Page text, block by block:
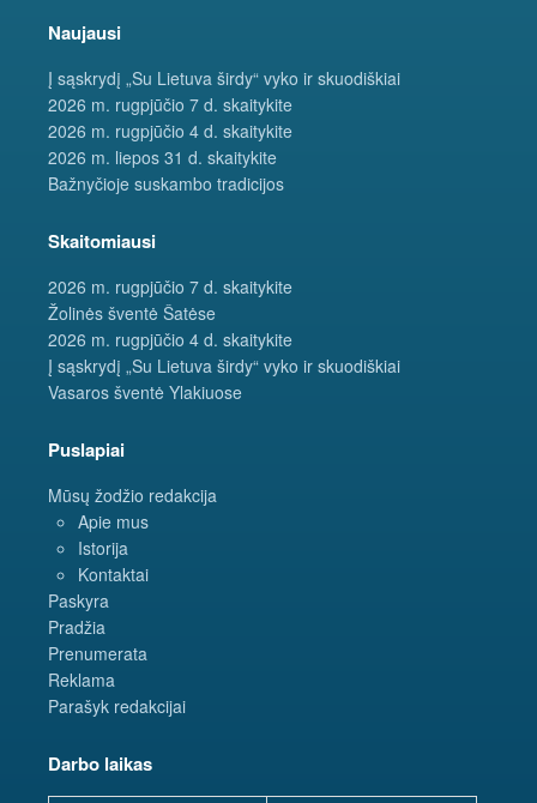
Naujausi
Į sąskrydį „Su Lietuva širdy“ vyko ir skuodiškiai
2026 m. rugpjūčio 7 d. skaitykite
2026 m. rugpjūčio 4 d. skaitykite
2026 m. liepos 31 d. skaitykite
Bažnyčioje suskambo tradicijos
Skaitomiausi
2026 m. rugpjūčio 7 d. skaitykite
Žolinės šventė Šatėse
2026 m. rugpjūčio 4 d. skaitykite
Į sąskrydį „Su Lietuva širdy“ vyko ir skuodiškiai
Vasaros šventė Ylakiuose
Puslapiai
Mūsų žodžio redakcija
Apie mus
Istorija
Kontaktai
Paskyra
Pradžia
Prenumerata
Reklama
Parašyk redakcijai
Darbo laikas